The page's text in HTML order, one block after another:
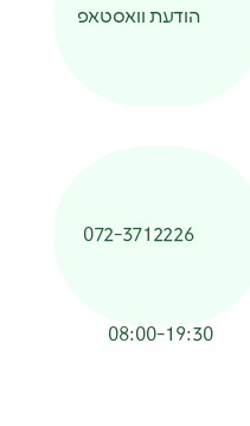
הודעת וואסטאפ
072-3712226
08:00-19:30